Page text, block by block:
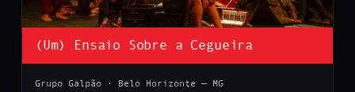
(Um) Ensaio Sobre a Cegueira
Grupo Galpão · Belo Horizonte — MG